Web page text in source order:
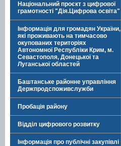
Національний проєкт з цифрової
грамотності "Дія.Цифрова освіта"
Інформація для громадян України,
які проживають на тимчасово
окупованих територіях
Автономної Республіки Крим, м.
Севастополя, Донецької та
Луганської областей
Баштанське районне управління
Держпродспоживслужби
Пробація району
Відділ цифрового розвитку
Інформація про публічні закупівлі